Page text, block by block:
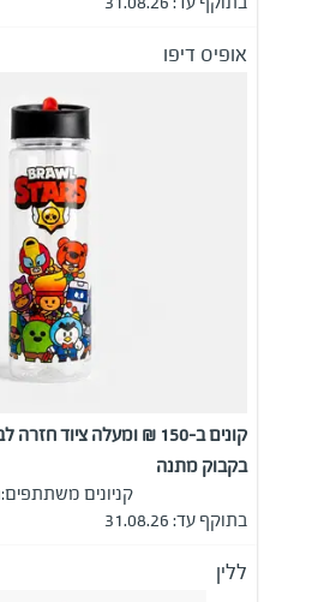
אופיס דיפו
קונים ב-150 ₪ ומעלה ציוד
בקבוק מתנה
קניונים משתתפים:
בתוקף עד: 31.08.26
ללין